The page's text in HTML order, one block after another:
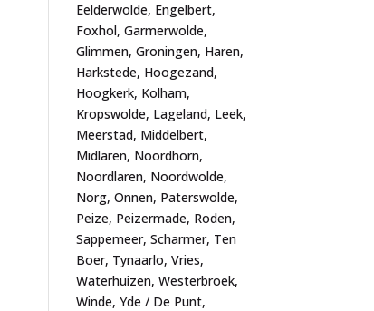
Eelderwolde, Engelbert,
Foxhol, Garmerwolde,
Glimmen, Groningen, Haren,
Harkstede, Hoogezand,
Hoogkerk, Kolham,
Kropswolde, Lageland, Leek,
Meerstad, Middelbert,
Midlaren, Noordhorn,
Noordlaren, Noordwolde,
Norg, Onnen, Paterswolde,
Peize, Peizermade, Roden,
Sappemeer, Scharmer, Ten
Boer, Tynaarlo, Vries,
Waterhuizen, Westerbroek,
Winde, Yde / De Punt,